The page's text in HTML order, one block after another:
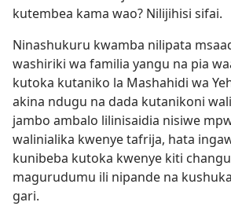
kutembea kama wao? Nilijihisi sifai.
Ninashukuru kwamba nilipata
washiriki wa familia yangu na pia
kutoka kutaniko la Mashahidi wa
akina ndugu na dada kutanikoni
jambo ambalo lilinisaidia nisiwe
walinialika kwenye tafrija, hata
kunibeba kutoka kwenye kiti
magurudumu ili nipande na
gari.